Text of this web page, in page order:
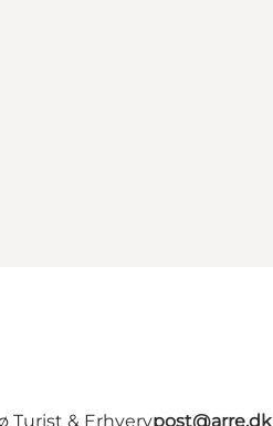
Turist & Erhvervpost@arre.dk